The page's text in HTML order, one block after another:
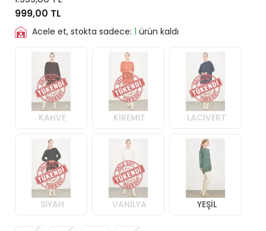
999,00 TL
Acele et, stokta sadece: 1 ürün kaldı
KAHVE KİREMİT LACİVERT
SİYAH VANİLYA YEŞİL